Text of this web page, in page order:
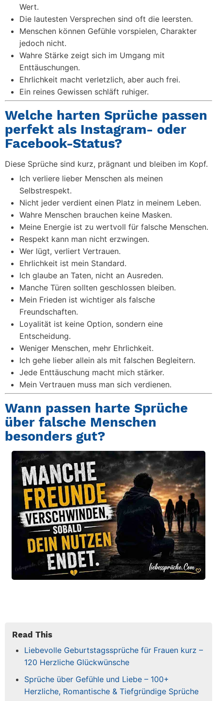
Wert.
Die lautesten Versprechen sind oft die leersten.
Menschen können Gefühle vorspielen, Charakter
jedoch nicht.
Wahre Stärke zeigt sich im Umgang mit
Enttäuschungen.
Ehrlichkeit macht verletzlich, aber auch frei.
Ein reines Gewissen schläft ruhiger.
Welche harten Sprüche passen
perfekt als Instagram- oder
Facebook-Status?
Diese Sprüche sind kurz, prägnant und bleiben im Kopf.
Ich verliere lieber Menschen als meinen
Selbstrespekt.
Nicht jeder verdient einen Platz in meinem Leben.
Wahre Menschen brauchen keine Masken.
Meine Energie ist zu wertvoll für falsche Menschen.
Respekt kann man nicht erzwingen.
Wer lügt, verliert Vertrauen.
Ehrlichkeit ist mein Standard.
Ich glaube an Taten, nicht an Ausreden.
Manche Türen sollten geschlossen bleiben.
Mein Frieden ist wichtiger als falsche
Freundschaften.
Loyalität ist keine Option, sondern eine
Entscheidung.
Weniger Menschen, mehr Ehrlichkeit.
Ich gehe lieber allein als mit falschen Begleitern.
Jede Enttäuschung macht mich stärker.
Mein Vertrauen muss man sich verdienen.
Wann passen harte Sprüche
über falsche Menschen
besonders gut?
Read This
Liebevolle Geburtstagssprüche für Frauen kurz –
120 Herzliche Glückwünsche
Sprüche über Gefühle und Liebe – 100+
Herzliche, Romantische & Tiefgründige Sprüche